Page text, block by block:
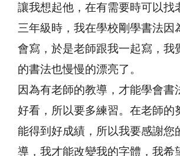
讓我想起他，在有需要時可以找
三年級時，我在學校剛學書法因
會寫，於是老師跟我一起寫，我
的書法也慢慢的漂亮了。
因為有老師的教導，才能學會書
好看，所以要多練習。在老師的
能得到好成績，所以我要感謝您
導，我才能改變我的字體，我希